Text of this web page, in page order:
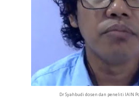
Dr Syahbudi dosen dan peneliti IAIN